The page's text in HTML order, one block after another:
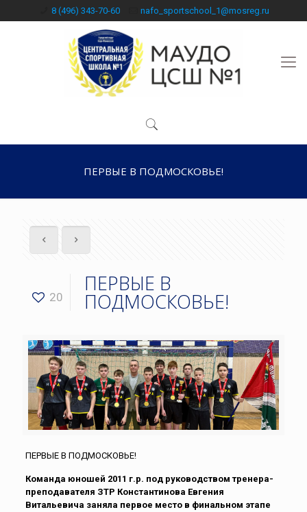
8 (496) 343-70-60 nafo_sportschool_1@mosreg.ru
ПЕРВЫЕ В ПОДМОСКОВЬЕ!
20
ПЕРВЫЕ В
ПОДМОСКОВЬЕ!
ПЕРВЫЕ В ПОДМОСКОВЬЕ!
Команда юношей 2011 г.р. под руководством тренера-
преподавателя ЗТР Константинова Евгения
Витальевича заняла первое место в финальном этапе